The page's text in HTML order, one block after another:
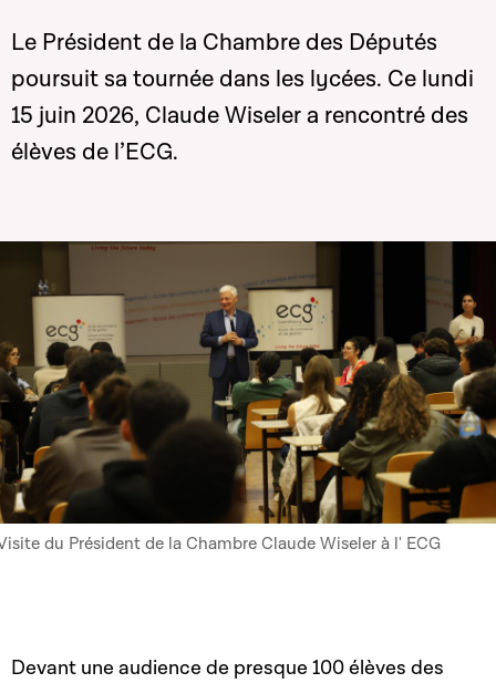
Le Président de la Chambre des Députés
poursuit sa tournée dans les lycées. Ce lundi
15 juin 2026, Claude Wiseler a rencontré des
élèves de l’ECG.
du Président de la Chambre Claude Wiseler à l' ECG
Devant une audience de presque 100 élèves des